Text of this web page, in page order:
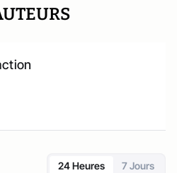
24 Heures 7 Jours